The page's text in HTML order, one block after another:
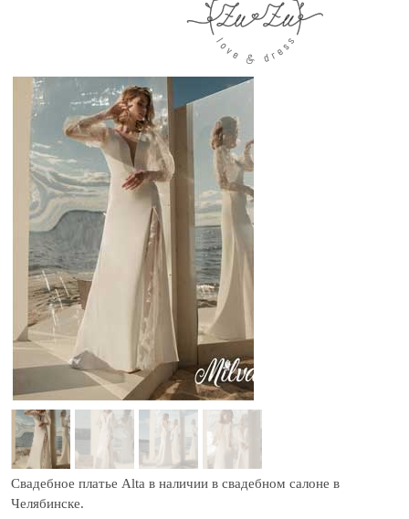
Свадебное платье Alta в наличии в свадебном салоне в
Челябинске.